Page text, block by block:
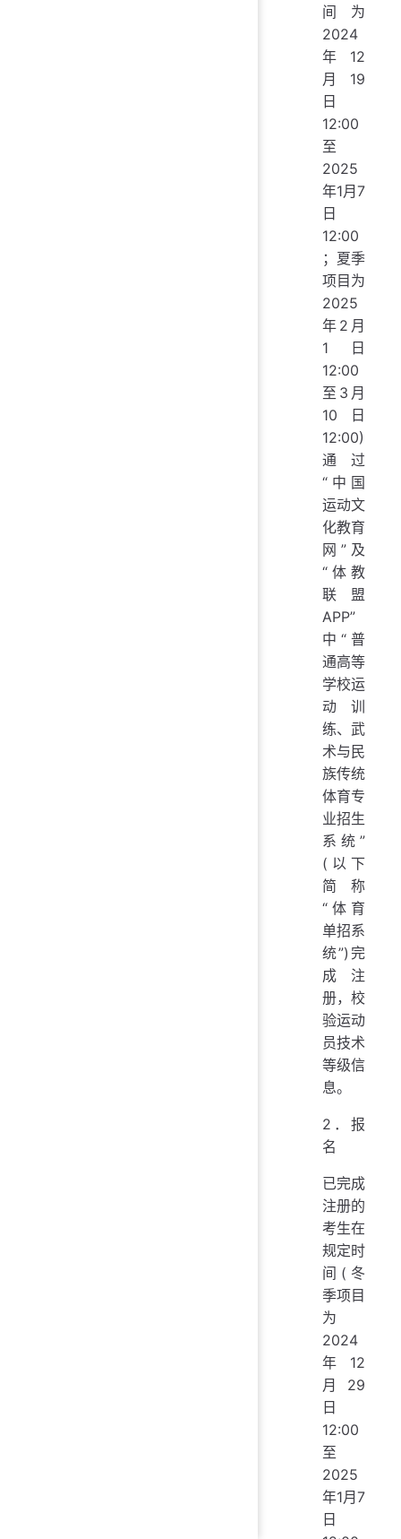
间为
2024
年12
月19
日
12:00
至
2025
年1月7
日
12:00
；夏季
项目为
2025
年2月
1日
12:00
至3月
10日
12:00)
通过
“中国
运动文
化教育
网”及
“体教
联盟
APP”
中“普
通高等
学校运
动训
练、武
术与民
族传统
体育专
业招生
系统”
(以下
简称
“体育
单招系
统”)完
成注
册，校
验运动
员技术
等级信
息。
2．报
名
已完成
注册的
考生在
规定时
间(冬
季项目
为
2024
年12
月29
日
12:00
至
2025
年1月7
日